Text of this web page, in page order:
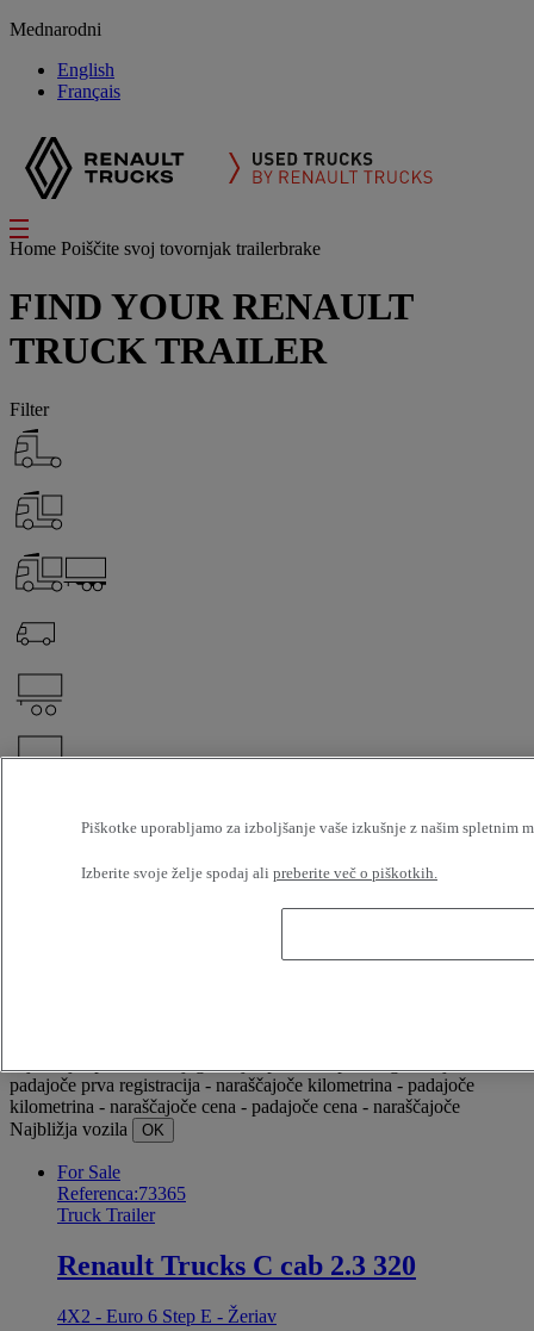
Mednarodni
English
Français
Home Poiščite svoj tovornjak trailerbrake
FIND YOUR RENAULT
TRUCK TRAILER
Filter
Napredni filtri
padajoče prva registracija - naraščajoče kilometrina - padajoče
kilometrina - naraščajoče cena - padajoče cena - naraščajoče
Najbližja vozila
OK
For Sale
Referenca:73365
Truck Trailer
Renault Trucks C cab 2.3 320
4X2 - Euro 6 Step E - Žeriav
Piškotke uporabljamo za izboljšanje vaše izkušnje z našim spletnim
Izberite svoje želje spodaj ali preberite več o piškotkih.